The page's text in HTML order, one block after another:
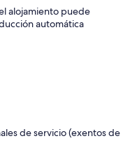
alojamiento puede
automática
de servicio (exentos de